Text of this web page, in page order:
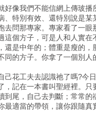
好像我們不能信網上傳玻
、特別有效、還特別說是
去問那專家。專家看了一
這個方子，可是人和人實
還是中年的；體重是瘦的
同的方子。你拿了一個別人
己花工夫去認識祂了嗎?今
，記在一本書叫聖經裡。
到尾，自己去判斷；常常
適當的帶領，讓你跟隨真